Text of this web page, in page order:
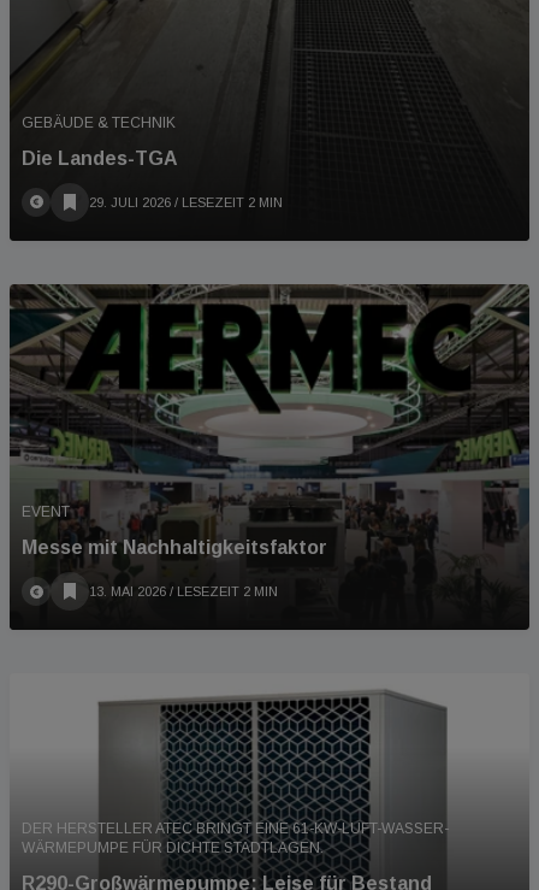
GEBÄUDE & TECHNIK
Die Landes-TGA
29. JULI 2026 / LESEZEIT 2 MIN
EVENT
Messe mit Nachhaltigkeitsfaktor
13. MAI 2026 / LESEZEIT 2 MIN
DER HERSTELLER ATEC BRINGT EINE 61-KW-LUFT-WASSER-
WÄRMEPUMPE FÜR DICHTE STADTLAGEN.
R290-Großwärmepumpe: Leise für Bestand